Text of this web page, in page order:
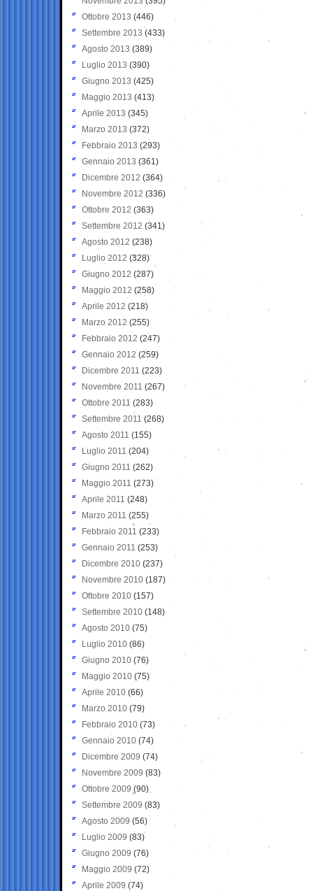
Ottobre 2013 (446)
Settembre 2013 (433)
Agosto 2013 (389)
Luglio 2013 (390)
Giugno 2013 (425)
Maggio 2013 (413)
Aprile 2013 (345)
Marzo 2013 (372)
Febbraio 2013 (293)
Gennaio 2013 (361)
Dicembre 2012 (364)
Novembre 2012 (336)
Ottobre 2012 (363)
Settembre 2012 (341)
Agosto 2012 (238)
Luglio 2012 (328)
Giugno 2012 (287)
Maggio 2012 (258)
Aprile 2012 (218)
Marzo 2012 (255)
Febbraio 2012 (247)
Gennaio 2012 (259)
Dicembre 2011 (223)
Novembre 2011 (267)
Ottobre 2011 (283)
Settembre 2011 (268)
Agosto 2011 (155)
Luglio 2011 (204)
Giugno 2011 (262)
Maggio 2011 (273)
Aprile 2011 (248)
Marzo 2011 (255)
Febbraio 2011 (233)
Gennaio 2011 (253)
Dicembre 2010 (237)
Novembre 2010 (187)
Ottobre 2010 (157)
Settembre 2010 (148)
Agosto 2010 (75)
Luglio 2010 (86)
Giugno 2010 (76)
Maggio 2010 (75)
Aprile 2010 (66)
Marzo 2010 (79)
Febbraio 2010 (73)
Gennaio 2010 (74)
Dicembre 2009 (74)
Novembre 2009 (83)
Ottobre 2009 (90)
Settembre 2009 (83)
Agosto 2009 (56)
Luglio 2009 (83)
Giugno 2009 (76)
Maggio 2009 (72)
Aprile 2009 (74)